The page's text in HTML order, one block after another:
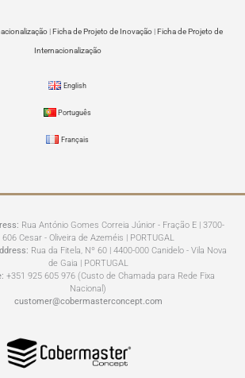
|Ficha de Projeto de Inovação|Ficha de Projeto de
Internacionalização
English
Português
Français
Rua António Gomes Correia Júnior - Fração E | 3700-
606 Cesar - Oliveira de Azeméis | PORTUGAL
Rua da Fitela, Nº 60 | 4400-000 Canidelo - Vila Nova
de Gaia | PORTUGAL
+351 925 605 976 (Custo de Chamada para Rede Fixa
Nacional)
customer@cobermasterconcept.com